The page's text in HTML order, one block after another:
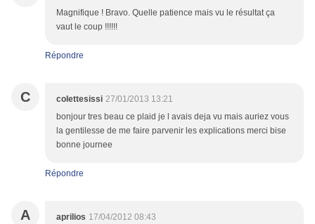
Magnifique ! Bravo. Quelle patience mais vu le résultat ça
vaut le coup !!!!!!
Répondre
C colettesissi 27/01/2013 13:21
bonjour tres beau ce plaid je l avais deja vu mais auriez vous
la gentilesse de me faire parvenir les explications merci bise
bonne journee
Répondre
A aprilios 17/04/2012 08:43